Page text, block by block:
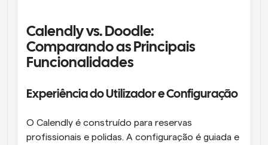
Calendly vs. Doodle:
Comparando as Principais
Funcionalidades
Experiência do Utilizador e Configuração
O Calendly é construído para reservas
profissionais e polidas. A configuração é guiada e